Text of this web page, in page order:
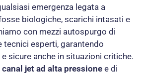
emergenza legata a
biologiche, scarichi intasati e
con mezzi autospurgo di
tecnici esperti, garantendo
sicure anche in situazioni critiche.
canal jet ad alta pressione e di